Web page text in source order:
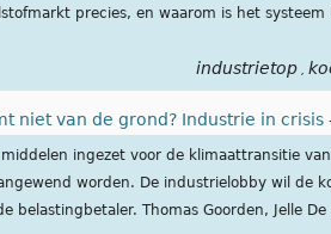
precies, en waarom is het
industrietop
niet van de grond? Industrie in crisis
ingezet voor de klimaattransitie
worden. De industrielobby wil de
belastingbetaler. Thomas Goorden, Jelle